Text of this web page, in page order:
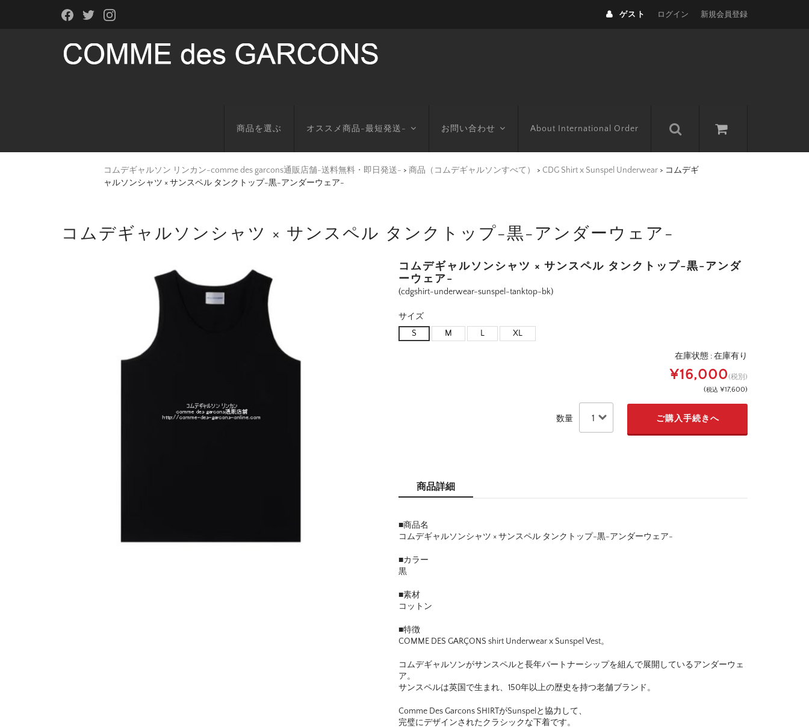
ゲスト ログイン 新規会員登録
商品を選ぶ オススメ商品-最短発送- お問い合わせ About International Order
コムデギャルソン リンカン-comme des garcons通販店舗-送料無料・即日発送- > 商品（コムデギャルソンすべて） > CDG Shirt x Sunspel Underwear > コムデギ
ャルソンシャツ × サンスペル タンクトップ-黒-アンダーウェア-
コムデギャルソンシャツ × サンスペル タンクトップ-黒-アンダーウェア-
コムデギャルソンシャツ × サンスペル タンクトップ-黒-アンダ
ーウェア-
(cdgshirt-underwear-sunspel-tanktop-bk)
サイズ
S
M L XL
在庫状態 :在庫有り
¥16,000(税別)
(税込 ¥17,600)
数量
商品詳細
■商品名
コムデギャルソンシャツ × サンスペル タンクトップ-黒-アンダーウェア-
■カラー
黒
■素材
コットン
■特徴
COMME DES GARÇONS shirt Underwear x Sunspel Vest。
コムデギャルソンがサンスペルと長年パートナーシップを組んで展開しているアンダーウェ
ア。
サンスペルは英国で生まれ、150年以上の歴史を持つ老舗ブランド。
Comme Des Garcons SHIRTがSunspelと協力して、
完璧にデザインされたクラシックな下着です。